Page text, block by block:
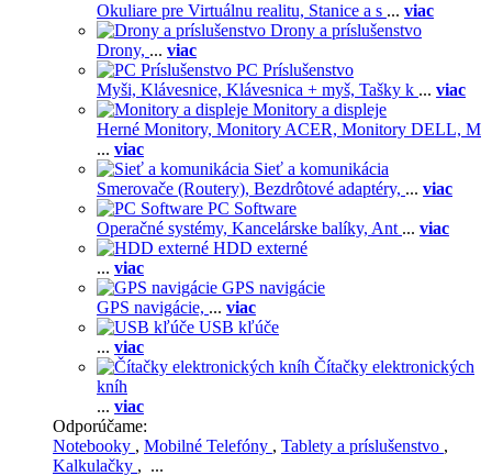
Okuliare pre Virtuálnu realitu, Stanice a s ... viac
Drony a príslušenstvo
Drony, ... viac
PC Príslušenstvo
Myši, Klávesnice, Klávesnica + myš, Tašky k ... viac
Monitory a displeje
Herné Monitory, Monitory ACER, Monitory DELL, M
... viac
Sieť a komunikácia
Smerovače (Routery), Bezdrôtové adaptéry, ... viac
PC Software
Operačné systémy, Kancelárske balíky, Ant ... viac
HDD externé
... viac
GPS navigácie
GPS navigácie, ... viac
USB kľúče
... viac
Čítačky elektronických
kníh
... viac
Odporúčame:
Notebooky , Mobilné Telefóny , Tablety a príslušenstvo ,
Kalkulačky , ...